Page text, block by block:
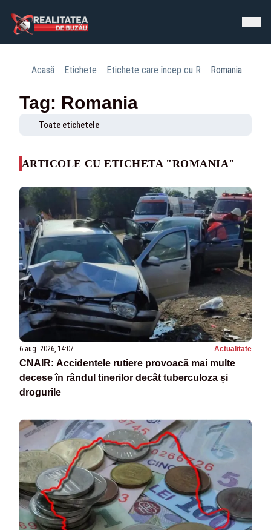
Acasă Etichete Etichete care încep cu R Romania
Tag: Romania
Toate etichetele
ARTICOLE CU ETICHETA "ROMANIA"
6 aug. 2026, 14:07 Actualitate
CNAIR: Accidentele rutiere provoacă mai multe
decese în rândul tinerilor decât tuberculoza și
drogurile